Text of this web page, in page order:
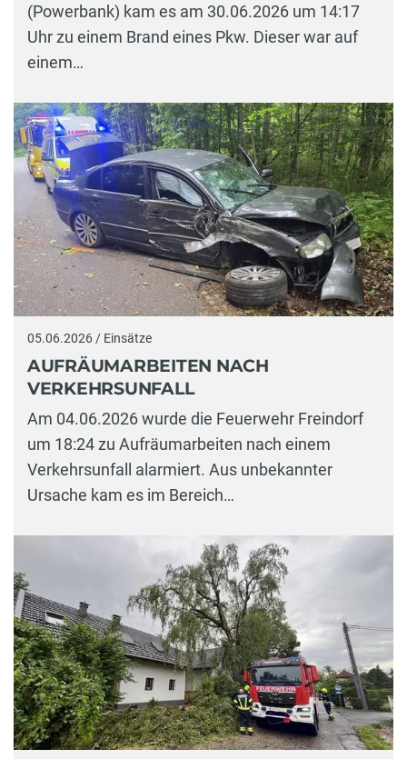
(Powerbank) kam es am 30.06.2026 um 14:17
Uhr zu einem Brand eines Pkw. Dieser war auf
einem…
05.06.2026 / Einsätze
AUFRÄUMARBEITEN NACH
VERKEHRSUNFALL
Am 04.06.2026 wurde die Feuerwehr Freindorf
um 18:24 zu Aufräumarbeiten nach einem
Verkehrsunfall alarmiert. Aus unbekannter
Ursache kam es im Bereich…